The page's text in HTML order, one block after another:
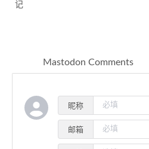
记
Mastodon Comments
昵称
邮箱